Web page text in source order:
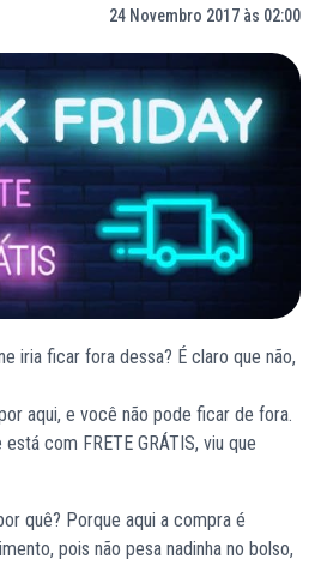
24 Novembro 2017 às 02:00
iria ficar fora dessa? É claro que não,
aqui, e você não pode ficar de fora.
com FRETE GRÁTIS, viu que
quê? Porque aqui a compra é
pois não pesa nadinha no bolso,